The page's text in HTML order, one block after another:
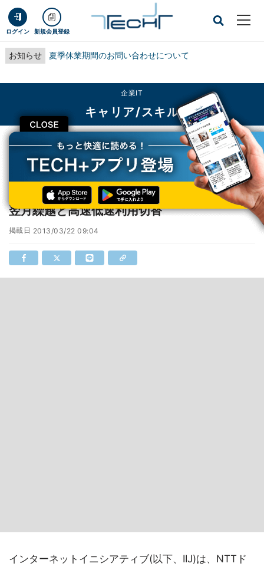
ログイン 新規会員登録
お知らせ 夏季休業期間のお問い合わせについて
CLOSE
企業IT
キャリア/スキル
TECH+ 企業IT
キャリア/スキル
IIJ、個人向けデータ通信サービスで通信量の翌月繰越と高速低速利用切替
IIJ、個人向けデータ通信サービスで通信量の
翌月繰越と高速低速利用切替
掲載日 2013/03/22 09:04
インターネットイニシアティブ(以下、IIJ)は、NTTド